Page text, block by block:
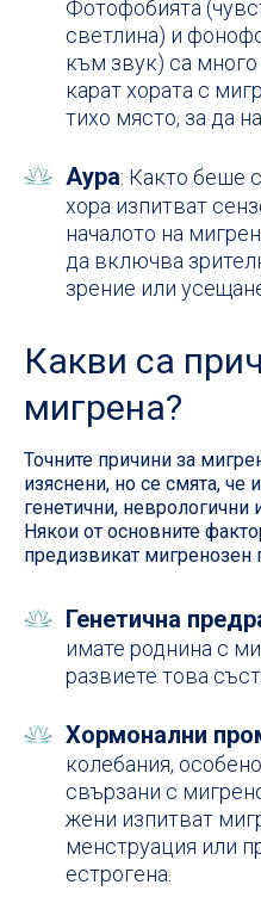
Фотофобията
светлина) и
към звук) са
карат хората с
тихо място, за да
Аура: Както беше
хора изпитват
началото на
да включва
зрение или
Какви са
мигрена?
Точните причини за
изяснени, но се смята, че
генетични, неврологични
Някои от основните
предизвикат мигренозен
Генетична
имате роднина с
развиете това
Хормонални
колебания,
свързани с
жени изпитват
менструация или
естрогена.